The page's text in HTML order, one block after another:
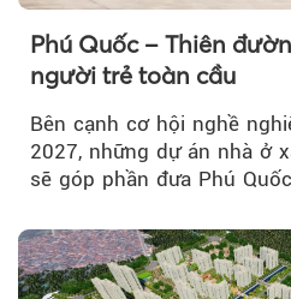
Phú Quốc – Thiên
người trẻ toàn cầu
Bên cạnh cơ hội nghề
2027, những dự án nhà ở
sẽ góp phần đưa Phú